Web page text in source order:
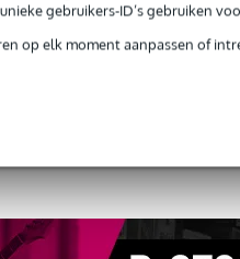
gebruikers-ID’s gebruiken
op elk moment aanpassen of